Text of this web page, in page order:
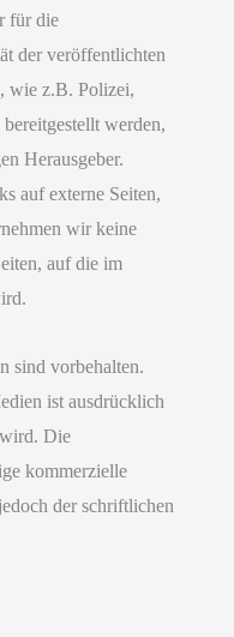
für die
der veröffentlichten
wie z.B. Polizei,
werden,
Herausgeber.
auf externe Seiten,
wir keine
auf die im
sind vorbehalten.
ist ausdrücklich
wird. Die
kommerzielle
der schriftlichen